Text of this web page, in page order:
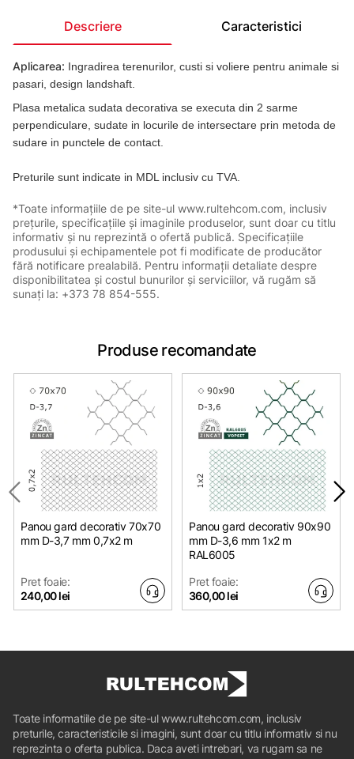
Descriere Caracteristici
Aplicarea: Ingradirea terenurilor, custi si voliere pentru animale si
pasari, design landshaft.
Plasa metalica sudata decorativa se executa din 2 sarme
perpendiculare, sudate in locurile de intersectare prin metoda de
sudare in punctele de contact.
Preturile sunt indicate in MDL inclusiv cu TVA.
*Toate informațiile de pe site-ul www.rultehcom.com, inclusiv
prețurile, specificațiile și imaginile produselor, sunt doar cu titlu
informativ și nu reprezintă o ofertă publică. Specificațiile
produsului și echipamentele pot fi modificate de producător
fără notificare prealabilă. Pentru informații detaliate despre
disponibilitatea și costul bunurilor și serviciilor, vă rugăm să
sunați la: +373 78 854-555.
Produse recomandate
Panou gard decorativ 70x70
mm D-3,7 mm 0,7х2 m
Pret foaie:
240,00 lei
Panou gard decorativ 90x90
mm D-3,6 mm 1х2 m
RAL6005
Pret foaie:
360,00 lei
Toate informatiile de pe site-ul www.rultehcom.com, inclusiv
preturile, caracteristicile si imagini, sunt doar cu titlu informativ si nu
reprezinta o oferta publica. Daca aveti intrebari, va rugam sa ne